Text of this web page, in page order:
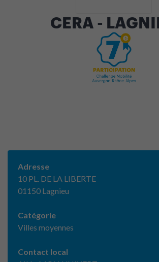
CERA -
Adresse
10 PL. DE LA LIBERTE
01150 Lagnieu
Catégorie
Villes moyennes
Contact local